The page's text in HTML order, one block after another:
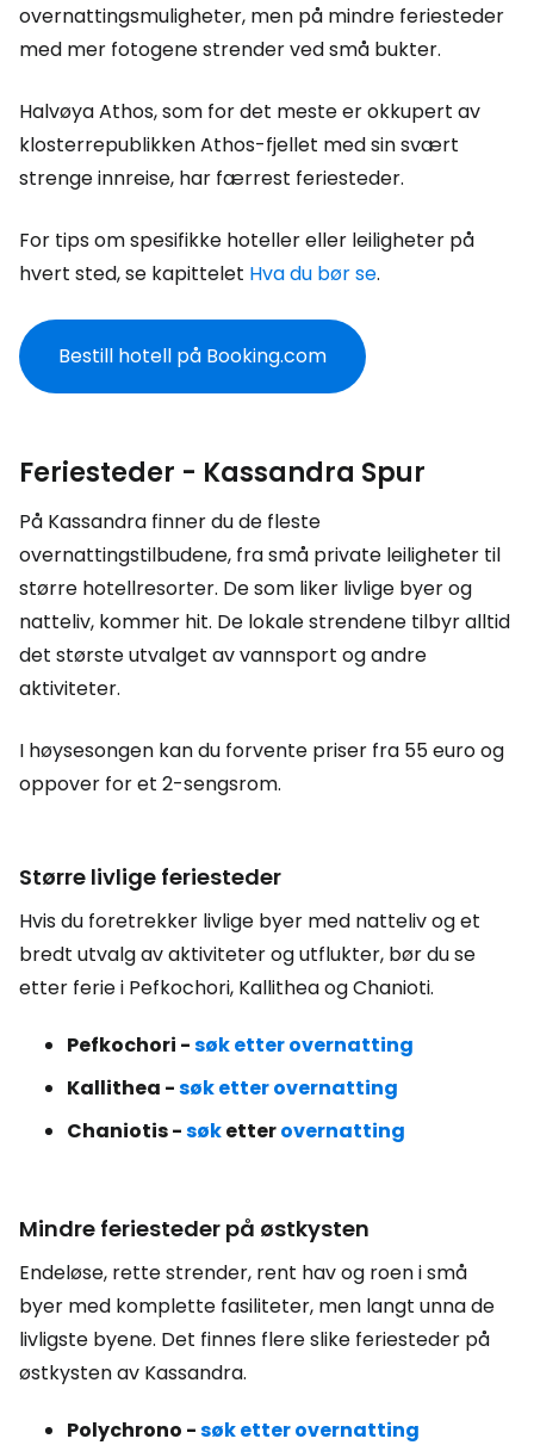
overnattingsmuligheter, men på mindre feriesteder
med mer fotogene strender ved små bukter.
Halvøya Athos, som for det meste er okkupert av
klosterrepublikken Athos-fjellet med sin svært
strenge innreise, har færrest feriesteder.
For tips om spesifikke hoteller eller leiligheter på
hvert sted, se kapittelet Hva du bør se.
Bestill hotell på Booking.com
Feriesteder - Kassandra Spur
På Kassandra finner du de fleste
overnattingstilbudene, fra små private leiligheter til
større hotellresorter. De som liker livlige byer og
natteliv, kommer hit. De lokale strendene tilbyr alltid
det største utvalget av vannsport og andre
aktiviteter.
I høysesongen kan du forvente priser fra 55 euro og
oppover for et 2-sengsrom.
Større livlige feriesteder
Hvis du foretrekker livlige byer med natteliv og et
bredt utvalg av aktiviteter og utflukter, bør du se
etter ferie i Pefkochori, Kallithea og Chanioti.
Pefkochori -søk etter overnatting
Kallithea -søk etter overnatting
Chaniotis -søketterovernatting
Mindre feriesteder på østkysten
Endeløse, rette strender, rent hav og roen i små
byer med komplette fasiliteter, men langt unna de
livligste byene. Det finnes flere slike feriesteder på
østkysten av Kassandra.
Polychrono -søk etter overnatting